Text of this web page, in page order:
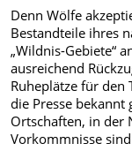
Denn Wölfe
Bestandteile ihres
„Wildnis-Gebiete“
ausreichend
Ruheplätze für den
die Presse
Ortschaften, in der
Vorkommnisse